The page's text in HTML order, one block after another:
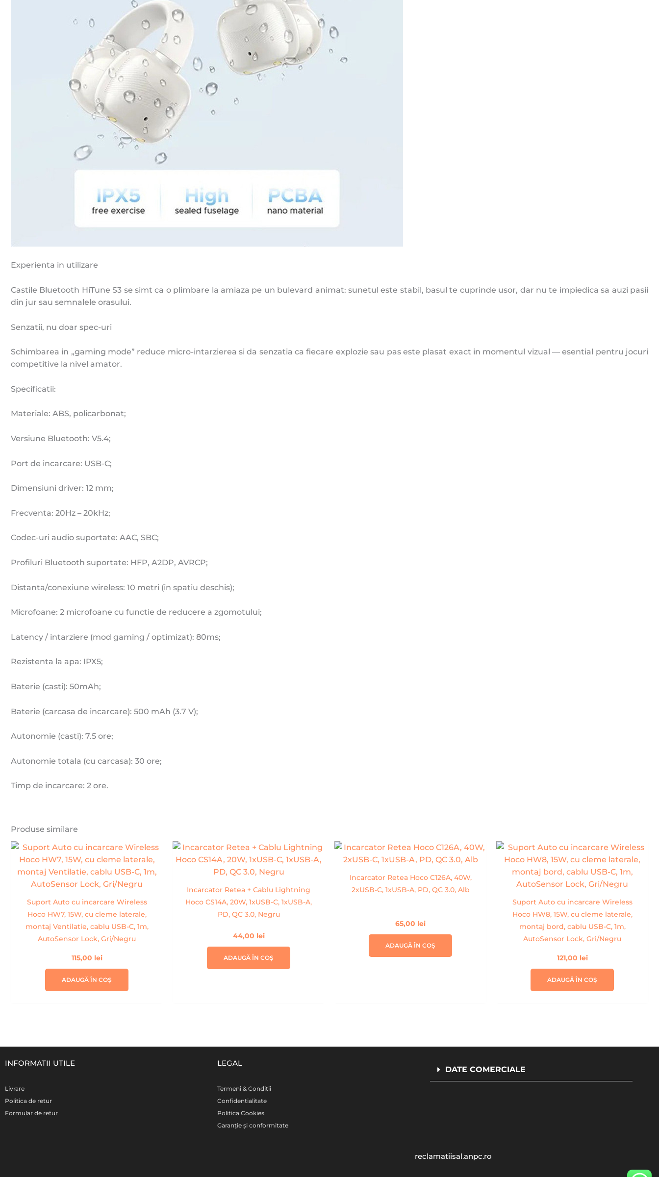
Experienta in utilizare
Castile Bluetooth HiTune S3 se simt ca o plimbare la amiaza pe un bulevard animat: sunetul este stabil, basul te cuprinde usor, dar nu te impiedica sa auzi pasii
din jur sau semnalele orasului.
Senzatii, nu doar spec-uri
Schimbarea in „gaming mode” reduce micro-intarzierea si da senzatia ca fiecare explozie sau pas este plasat exact in momentul vizual — esential pentru jocuri
competitive la nivel amator.
Specificatii:
Materiale: ABS, policarbonat;
Versiune Bluetooth: V5.4;
Port de incarcare: USB-C;
Dimensiuni driver: 12 mm;
Frecventa: 20Hz – 20kHz;
Codec-uri audio suportate: AAC, SBC;
Profiluri Bluetooth suportate: HFP, A2DP, AVRCP;
Distanta/conexiune wireless: 10 metri (in spatiu deschis);
Microfoane: 2 microfoane cu functie de reducere a zgomotului;
Latency / intarziere (mod gaming / optimizat): 80ms;
Rezistenta la apa: IPX5;
Baterie (casti): 50mAh;
Baterie (carcasa de incarcare): 500 mAh (3.7 V);
Autonomie (casti): 7.5 ore;
Autonomie totala (cu carcasa): 30 ore;
Timp de incarcare: 2 ore.
Produse similare
Suport Auto cu incarcare Wireless
Hoco HW7, 15W, cu cleme laterale,
montaj Ventilatie, cablu USB-C, 1m,
AutoSensor Lock, Gri/Negru
115,00 lei
ADAUGĂ ÎN COȘ
Incarcator Retea + Cablu Lightning
Hoco CS14A, 20W, 1xUSB-C, 1xUSB-A,
PD, QC 3.0, Negru
44,00 lei
ADAUGĂ ÎN COȘ
Incarcator Retea Hoco C126A, 40W,
2xUSB-C, 1xUSB-A, PD, QC 3.0, Alb
65,00 lei
ADAUGĂ ÎN COȘ
Suport Auto cu incarcare Wireless
Hoco HW8, 15W, cu cleme laterale,
montaj bord, cablu USB-C, 1m,
AutoSensor Lock, Gri/Negru
121,00 lei
ADAUGĂ ÎN COȘ
INFORMATII UTILE
Livrare
Politica de retur
Formular de retur
LEGAL
Termeni & Conditii
Confidentialitate
Politica Cookies
Garanție și conformitate
DATE COMERCIALE
reclamatiisal.anpc.ro